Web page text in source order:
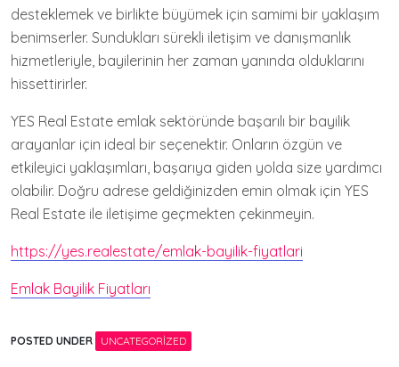
desteklemek ve birlikte büyümek için samimi bir yaklaşım
benimserler. Sundukları sürekli iletişim ve danışmanlık
hizmetleriyle, bayilerinin her zaman yanında olduklarını
hissettirirler.
YES Real Estate emlak sektöründe başarılı bir bayilik
arayanlar için ideal bir seçenektir. Onların özgün ve
etkileyici yaklaşımları, başarıya giden yolda size yardımcı
olabilir. Doğru adrese geldiğinizden emin olmak için YES
Real Estate ile iletişime geçmekten çekinmeyin.
https://yes.realestate/emlak-bayilik-fiyatlari
Emlak Bayilik Fiyatları
POSTED UNDER UNCATEGORIZED